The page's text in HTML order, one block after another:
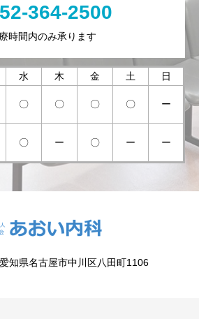
364-2500
時間内のみ承ります
水 木 金 土
日
〇 〇 〇 〇 ー
〇 ー 〇 ー ー
知県名古屋市中川区八田町1106